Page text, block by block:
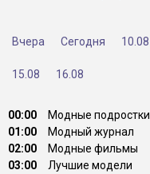
Вчера Сегодня 10.08
15.08 16.08
00:00
Модные подростки
01:00
Модный журнал
02:00
Модные фильмы
03:00
Лучшие модели